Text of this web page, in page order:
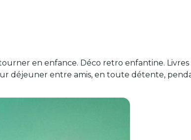
en enfance. Déco retro enfantine.
déjeuner entre amis, en toute détente,